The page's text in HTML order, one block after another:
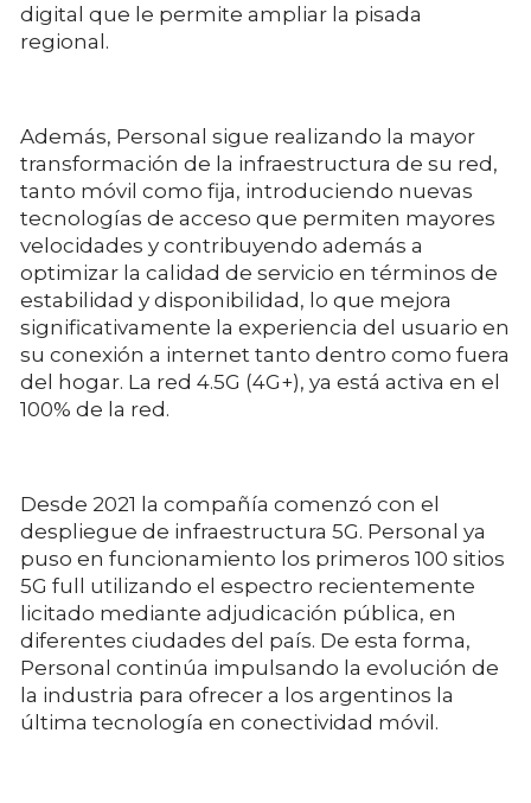
digital que le permite ampliar la pisada
regional.
Además, Personal sigue realizando la mayor
transformación de la infraestructura de su red,
tanto móvil como fija, introduciendo nuevas
tecnologías de acceso que permiten mayores
velocidades y contribuyendo además a
optimizar la calidad de servicio en términos de
estabilidad y disponibilidad, lo que mejora
significativamente la experiencia del usuario en
su conexión a internet tanto dentro como fuera
del hogar. La red 4.5G (4G+), ya está activa en el
100% de la red.
Desde 2021 la compañía comenzó con el
despliegue de infraestructura 5G. Personal ya
puso en funcionamiento los primeros 100 sitios
5G full utilizando el espectro recientemente
licitado mediante adjudicación pública, en
diferentes ciudades del país. De esta forma,
Personal continúa impulsando la evolución de
la industria para ofrecer a los argentinos la
última tecnología en conectividad móvil.